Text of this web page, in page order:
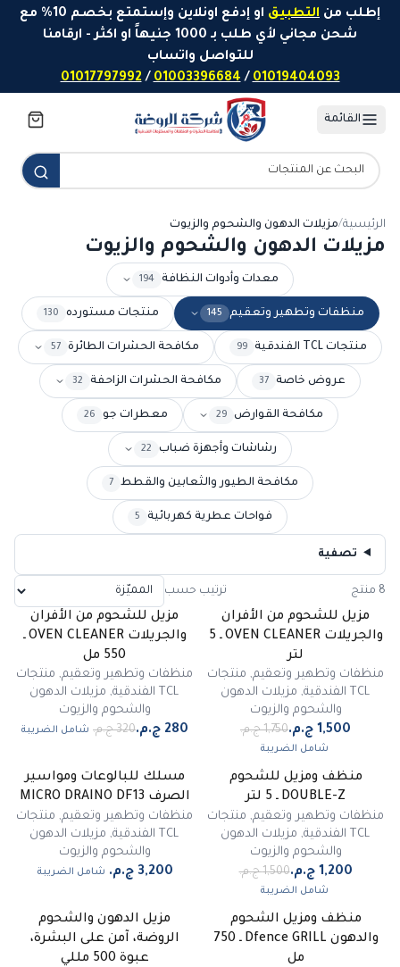
تخطَّ إلى المحتوى
إطلب من التطبيق
او إدفع اونلاين وإستمتع بخصم 10% مع
شحن مجاني لأي طلب بـ 1000 جنيهاً او اكثر - ارقامنا
للتواصل واتساب
01019404093
/
01003396684
/
01017797992
القائمة
الرئيسية/مزيلات الدهون والشحوم والزيوت
مزيلات الدهون والشحوم والزيوت
معدات وأدوات النظافة 194
منظفات وتطهير وتعقيم 145 منتجات مستورده 130
منتجات TCL الفندقية 99 مكافحة الحشرات الطائرة 57
عروض خاصة 37 مكافحة الحشرات الزاحفة 32
مكافحة القوارض 29 معطرات جو 26
رشاشات وأجهزة ضباب 22
مكافحة الطيور والثعابين والقطط 7
فواحات عطرية كهربائية 5
تصفية
8 منتج ترتيب حسب
-14
مزيل للشحوم من الأفران
والجريلات OVEN CLEANER ـ 5
لتر
منظفات وتطهير وتعقيم, منتجات
TCL الفندقية
, مزيلات الدهون
والشحوم والزيوت
شامل الضريبة
-13
مزيل للشحوم من الأفران
والجريلات OVEN CLEANER ـ
550 مل
منظفات وتطهير وتعقيم, منتجات
TCL الفندقية
, مزيلات الدهون
والشحوم والزيوت
شامل الضريبة
منظف ومزيل للشحوم
DOUBLE-Z ـ 5 لتر
منظفات وتطهير وتعقيم, منتجات
TCL الفندقية
, مزيلات الدهون
والشحوم والزيوت
‏1,500 ج.م.‏
شامل الضريبة
غير متوفر
مسلك للبالوعات ومواسير
الصرف MICRO DRAINO DF13
منظفات وتطهير وتعقيم, منتجات
TCL الفندقية
, مزيلات الدهون
والشحوم والزيوت
شامل الضريبة
منظف ومزيل الشحوم
والدهون Dfence GRILL ـ 750
مل
مزيل الدهون والشحوم
الروضة، آمن على البشرة،
عبوة 500 مللي